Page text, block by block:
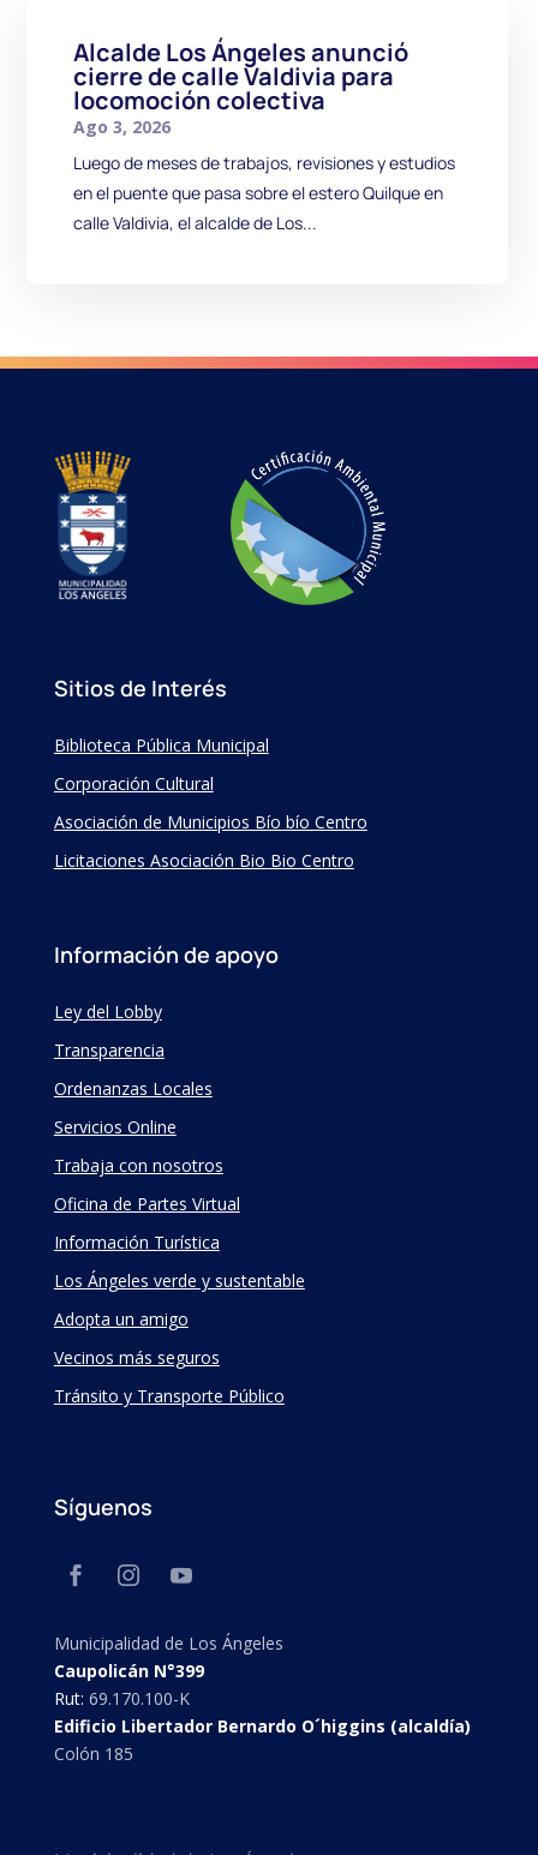
Alcalde Los Ángeles anunció
cierre de calle Valdivia para
locomoción colectiva
Ago 3, 2026
Luego de meses de trabajos, revisiones y estudios
en el puente que pasa sobre el estero Quilque en
calle Valdivia, el alcalde de Los...
Sitios de Interés
Biblioteca Pública Municipal
Corporación Cultural
Asociación de Municipios Bío bío Centro
Licitaciones Asociación Bio Bio Centro
Información de apoyo
Ley del Lobby
Transparencia
Ordenanzas Locales
Servicios Online
Trabaja con nosotros
Oficina de Partes Virtual
Información Turística
Los Ángeles verde y sustentable
Adopta un amigo
Vecinos más seguros
Tránsito y Transporte Público
Síguenos
Municipalidad de Los Ángeles
Caupolicán N°399
Rut: 69.170.100-K
Edificio Libertador Bernardo O´higgins (alcaldía)
Colón 185